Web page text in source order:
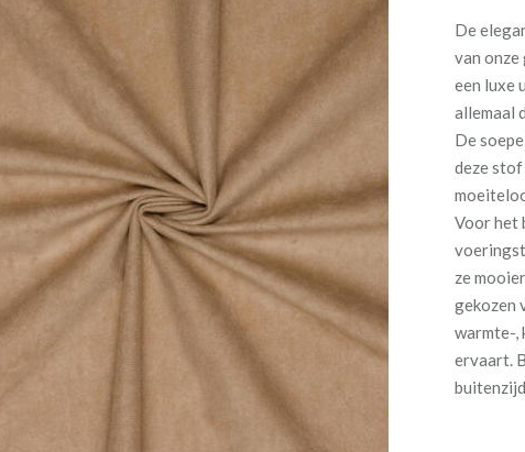
De
van
een luxe
allemaal
De
deze
Voor het
ze
gekozen
warmte-,
ervaart.